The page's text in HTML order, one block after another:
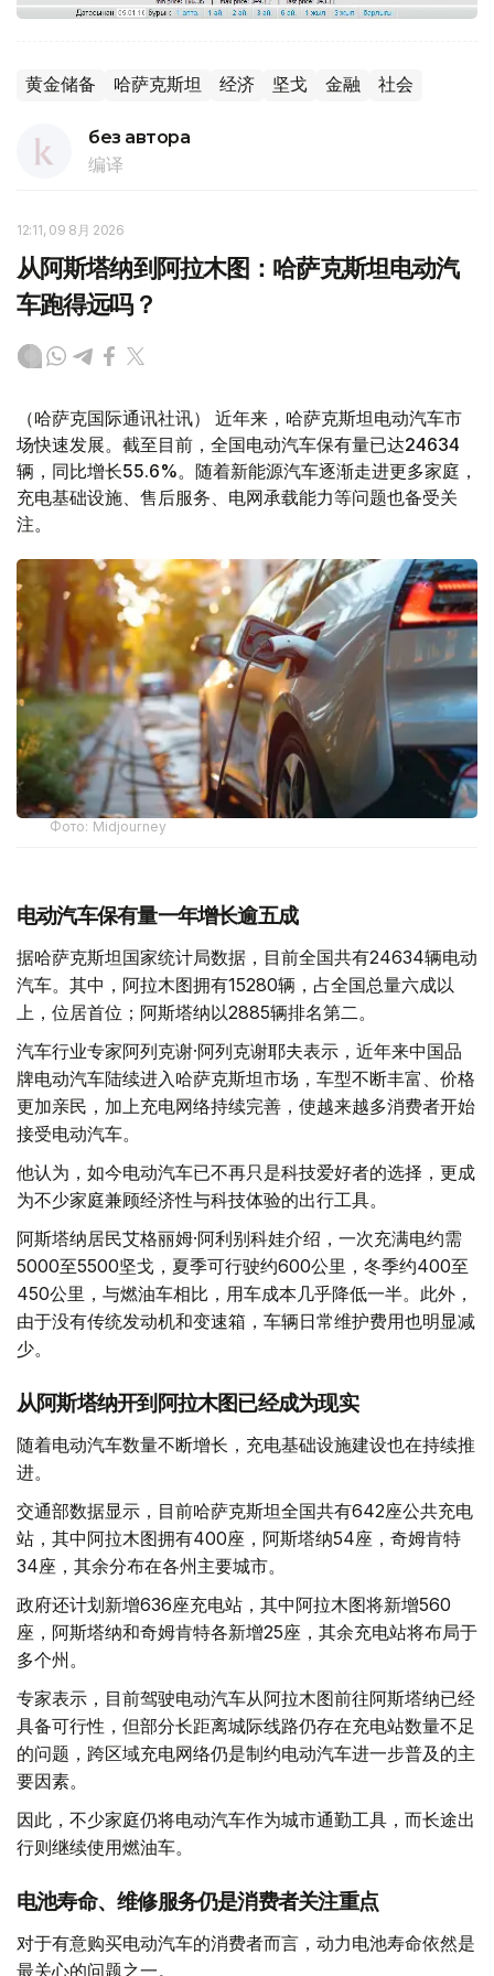
黄金储备 哈萨克斯坦 经济 坚戈 金融 社会
без автора
编译
12:11, 09 8月 2026
从阿斯塔纳到阿拉木图：哈萨克斯坦电动汽
车跑得远吗？
（哈萨克国际通讯社讯） 近年来，哈萨克斯坦电动汽车市
场快速发展。截至目前，全国电动汽车保有量已达24634
辆，同比增长55.6%。随着新能源汽车逐渐走进更多家庭，
充电基础设施、售后服务、电网承载能力等问题也备受关
注。
Фото: Midjourney
电动汽车保有量一年增长逾五成
据哈萨克斯坦国家统计局数据，目前全国共有24634辆电动
汽车。其中，阿拉木图拥有15280辆，占全国总量六成以
上，位居首位；阿斯塔纳以2885辆排名第二。
汽车行业专家阿列克谢·阿列克谢耶夫表示，近年来中国品
牌电动汽车陆续进入哈萨克斯坦市场，车型不断丰富、价格
更加亲民，加上充电网络持续完善，使越来越多消费者开始
接受电动汽车。
他认为，如今电动汽车已不再只是科技爱好者的选择，更成
为不少家庭兼顾经济性与科技体验的出行工具。
阿斯塔纳居民艾格丽姆·阿利别科娃介绍，一次充满电约需
5000至5500坚戈，夏季可行驶约600公里，冬季约400至
450公里，与燃油车相比，用车成本几乎降低一半。此外，
由于没有传统发动机和变速箱，车辆日常维护费用也明显减
少。
从阿斯塔纳开到阿拉木图已经成为现实
随着电动汽车数量不断增长，充电基础设施建设也在持续推
进。
交通部数据显示，目前哈萨克斯坦全国共有642座公共充电
站，其中阿拉木图拥有400座，阿斯塔纳54座，奇姆肯特
34座，其余分布在各州主要城市。
政府还计划新增636座充电站，其中阿拉木图将新增560
座，阿斯塔纳和奇姆肯特各新增25座，其余充电站将布局于
多个州。
专家表示，目前驾驶电动汽车从阿拉木图前往阿斯塔纳已经
具备可行性，但部分长距离城际线路仍存在充电站数量不足
的问题，跨区域充电网络仍是制约电动汽车进一步普及的主
要因素。
因此，不少家庭仍将电动汽车作为城市通勤工具，而长途出
行则继续使用燃油车。
电池寿命、维修服务仍是消费者关注重点
对于有意购买电动汽车的消费者而言，动力电池寿命依然是
最关心的问题之一。